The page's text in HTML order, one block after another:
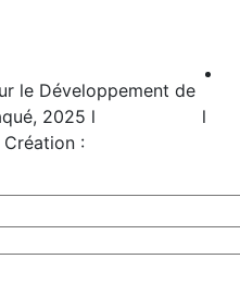
le Développement de
2025 l
l
Création :